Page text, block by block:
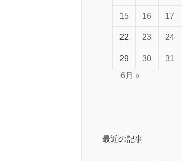
15 16 17
22 23 24
29 30
31
6月 »
最近の記事